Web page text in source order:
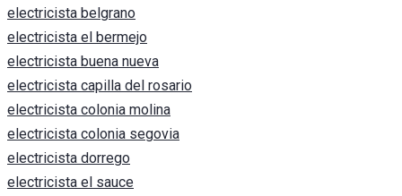
electricista belgrano
electricista el bermejo
electricista buena nueva
electricista capilla del rosario
electricista colonia molina
electricista colonia segovia
electricista dorrego
electricista el sauce